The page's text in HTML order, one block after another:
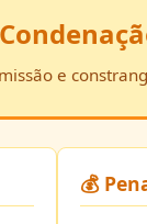
e
💰